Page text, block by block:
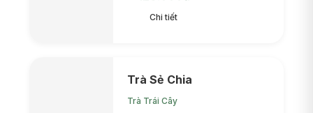
Chi tiết
Trà Sẻ Chia
Trà Trái Cây